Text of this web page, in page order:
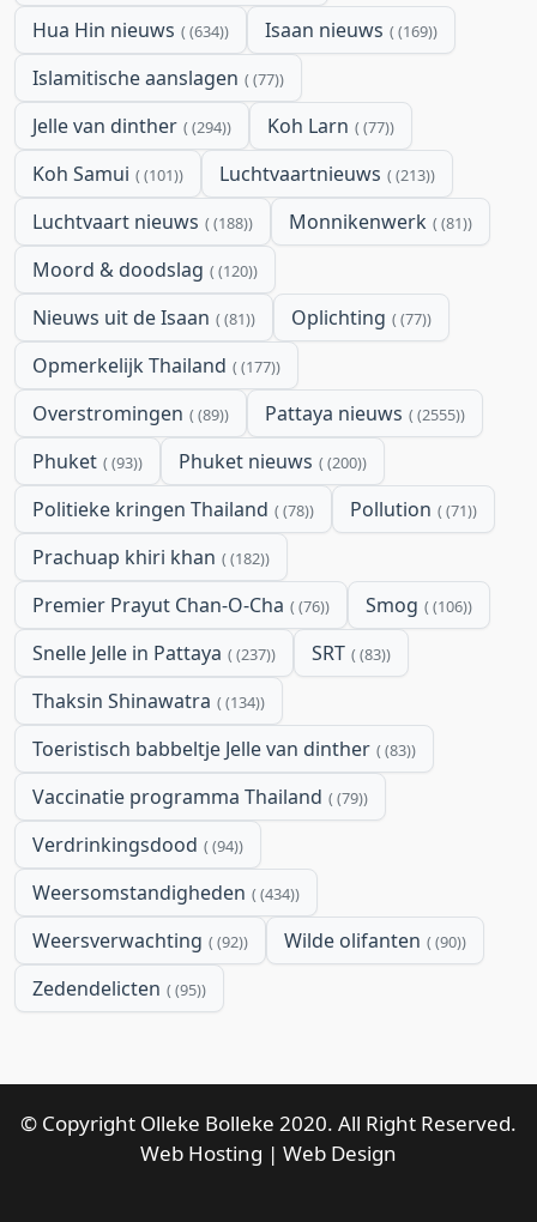
Hua Hin nieuws (634) Isaan nieuws (169)
Islamitische aanslagen (77)
Jelle van dinther (294) Koh Larn (77)
Koh Samui (101) Luchtvaartnieuws (213)
Luchtvaart nieuws (188) Monnikenwerk (81)
Moord & doodslag (120)
Nieuws uit de Isaan (81) Oplichting (77)
Opmerkelijk Thailand (177)
Overstromingen (89) Pattaya nieuws (2555)
Phuket (93) Phuket nieuws (200)
Politieke kringen Thailand (78) Pollution (71)
Prachuap khiri khan (182)
Premier Prayut Chan-O-Cha (76) Smog (106)
Snelle Jelle in Pattaya (237) SRT (83)
Thaksin Shinawatra (134)
Toeristisch babbeltje Jelle van dinther (83)
Vaccinatie programma Thailand (79)
Verdrinkingsdood (94)
Weersomstandigheden (434)
Weersverwachting (92) Wilde olifanten (90)
Zedendelicten (95)
© Copyright Olleke Bolleke 2020. All Right Reserved.
Web Hosting | Web Design